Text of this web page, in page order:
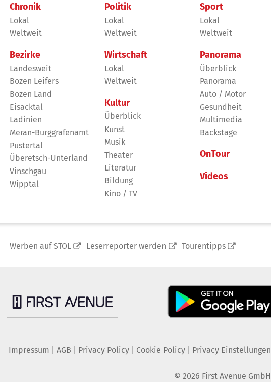
Chronik
Lokal
Weltweit
Bezirke
Landesweit
Bozen Leifers
Bozen Land
Eisacktal
Ladinien
Meran-Burggrafenamt
Pustertal
Überetsch-Unterland
Vinschgau
Wipptal
Politik
Lokal
Weltweit
Wirtschaft
Lokal
Weltweit
Kultur
Überblick
Kunst
Musik
Theater
Literatur
Bildung
Kino / TV
Sport
Lokal
Weltweit
Panorama
Überblick
Panorama
Auto / Motor
Gesundheit
Multimedia
Backstage
OnTour
Videos
Werben auf STOL Leserreporter werden Tourentipps
Impressum AGB Privacy Policy| Cookie Policy| Privacy Einstellungen
© 2026 First Avenue GmbH